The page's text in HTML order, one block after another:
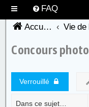
FAQ
Accueil du forum de l'AFC
Concours photo
Verrouillé